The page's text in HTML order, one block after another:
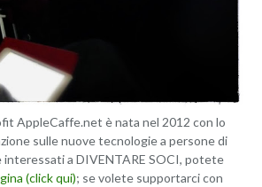
AppleCaffe.net è nata nel 2012 con lo
sulle nuove tecnologie a persone di
interessati a DIVENTARE SOCI, potete
(click qui); se volete supportarci con